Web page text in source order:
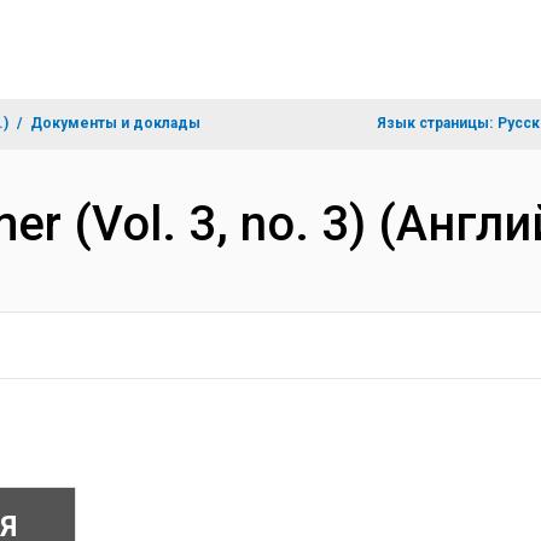
Документы и доклады Язык страницы:
(Vol. 3, no. 3)